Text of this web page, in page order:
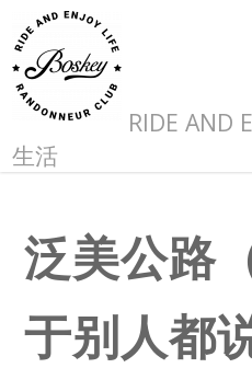
RIDE AND
生活
泛美公路
于别人都